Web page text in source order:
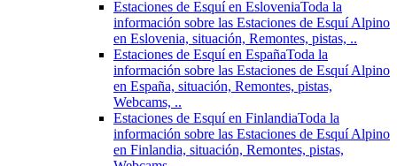
Estaciones de Esquí en EsloveniaToda la
información sobre las Estaciones de Esquí Alpino
en Eslovenia, situación, Remontes, pistas, ..
Estaciones de Esquí en EspañaToda la
información sobre las Estaciones de Esquí Alpino
en España, situación, Remontes, pistas,
Webcams, ..
Estaciones de Esquí en FinlandiaToda la
información sobre las Estaciones de Esquí Alpino
en Finlandia, situación, Remontes, pistas,